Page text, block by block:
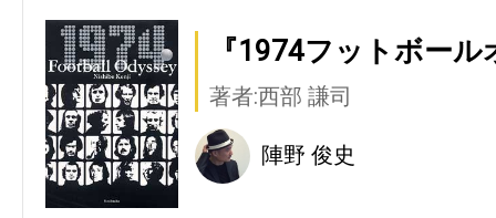
『1974フットボー
著者:西部 謙司
陣野 俊史